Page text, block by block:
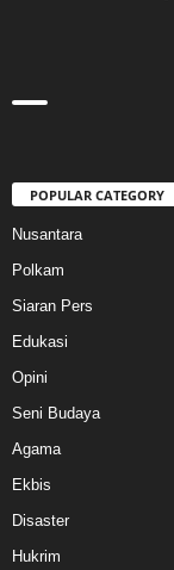
POPULAR CATEGORY
Nusantara
Polkam
Siaran Pers
Edukasi
Opini
Seni Budaya
Agama
Ekbis
Disaster
Hukrim